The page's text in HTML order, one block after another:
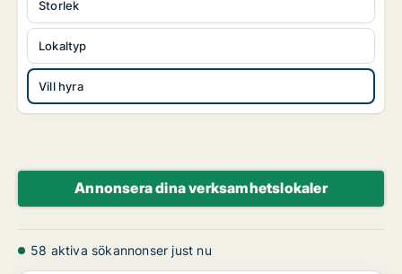
Lokaltyp
Vill hyra
Storlek
Annonsera dina verksamhetslokaler
58 aktiva sökannonser just nu